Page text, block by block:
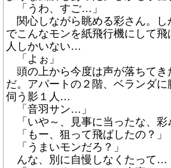
「うわ、すご…」
関心しながら眺める彩さん。
でこんなモンを紙飛行機にして
人しかいない…
「よぉ」
頭の上から今度は声が落ちてき
だ。アパートの２階、ベランダに
伺う影１人…
「音羽サン…」
「いや～、見事に当ったな、彩♪
「もー、狙って飛ばしたの？」
「うまいモンだろ？」
んな、別に自慢しなくたって…